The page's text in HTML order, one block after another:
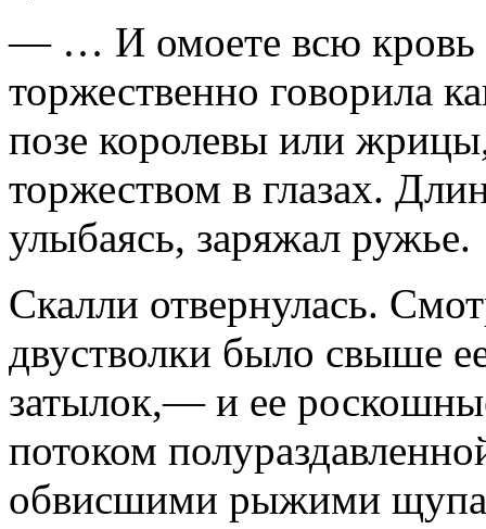
— … И омоете всю
торжественно говорила
позе королевы или
торжеством в глазах.
улыбаясь, заря­жал ружье.
Скалли отвернулась.
двустволки было свыше
затылок,— и ее
потоком
обвисшими рыжими